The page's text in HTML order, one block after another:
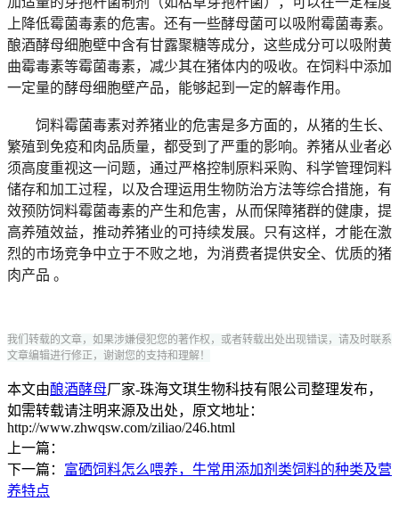
上降低霉菌毒素的危害。还有一些酵母菌可以吸附霉菌毒素。
酿酒酵母细胞壁中含有甘露聚糖等成分，这些成分可以吸附黄
曲霉毒素等霉菌毒素，减少其在猪体内的吸收。在饲料中添加
一定量的酵母细胞壁产品，能够起到一定的解毒作用。
饲料霉菌毒素对养猪业的危害是多方面的，从猪的生长、
繁殖到免疫和肉品质量，都受到了严重的影响。养猪从业者必
须高度重视这一问题，通过严格控制原料采购、科学管理饲料
储存和加工过程，以及合理运用生物防治方法等综合措施，有
效预防饲料霉菌毒素的产生和危害，从而保障猪群的健康，提
高养殖效益，推动养猪业的可持续发展。只有这样，才能在激
烈的市场竞争中立于不败之地，为消费者提供安全、优质的猪
肉产品 。
我们转载的文章，如果涉嫌侵犯您的著作权，或者转载出处出现错误，请及时联系
文章编辑进行修正，谢谢您的支持和理解！
本文由酿酒酵母厂家-珠海文琪生物科技有限公司整理发布，
如需转载请注明来源及出处，原文地址：
http://www.zhwqsw.com/ziliao/246.html
上一篇：
下一篇： 富硒饲料怎么喂养，牛常用添加剂类饲料的种类及营
养特点